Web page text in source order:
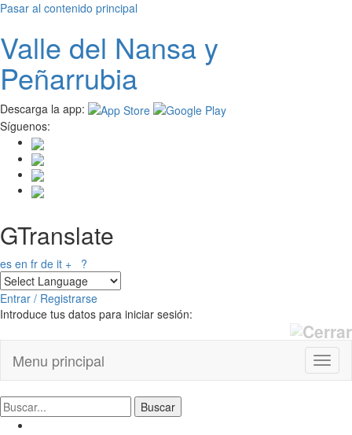
Pasar al contenido principal
Valle del Nansay
Peñarrubia
Descarga la app:
Síguenos:
GTranslate
es en fr de it + ?
Entrar / Registrarse
Introduce tus datos para iniciar sesión:
Menu principal